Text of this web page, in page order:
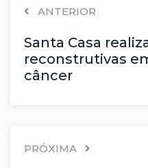
ANTERIOR
Santa Casa
reconstrutivas
câncer
PRÓXIMA